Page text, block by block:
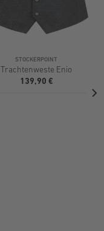
STOCKERPOINT
Trachtenweste Enio
139,90 €